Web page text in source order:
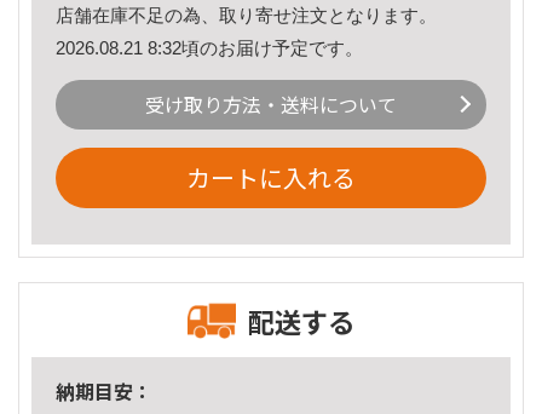
店舗在庫不足の為、取り寄せ注文となります。
2026.08.21 8:32頃のお届け予定です。
受け取り方法・送料について
カートに入れる
配送する
納期目安：